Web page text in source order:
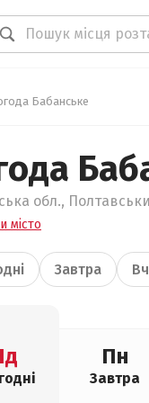
Бабанське
обл.,
місто
Завтра
Пн
Завтра